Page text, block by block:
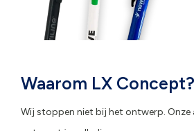
Waarom LX Concept?
Wij stoppen niet bij het ontwerp. Onze